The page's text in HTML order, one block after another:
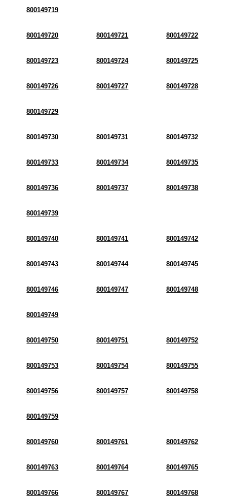
800149719
800149720 800149721 800149722
800149723 800149724 800149725
800149726 800149727 800149728
800149729
800149730 800149731 800149732
800149733 800149734 800149735
800149736 800149737 800149738
800149739
800149740 800149741 800149742
800149743 800149744 800149745
800149746 800149747 800149748
800149749
800149750 800149751 800149752
800149753 800149754 800149755
800149756 800149757 800149758
800149759
800149760 800149761 800149762
800149763 800149764 800149765
800149766 800149767 800149768